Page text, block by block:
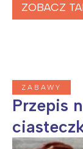
ZOBACZ
ZABAWY
Przepis